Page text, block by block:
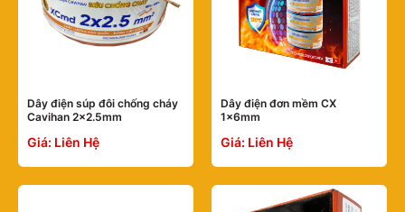
Dây điện súp đôi chống cháy
Cavihan 2×2.5mm
Giá: Liên Hệ
Dây điện đơn mềm CX
1×6mm
Giá: Liên Hệ